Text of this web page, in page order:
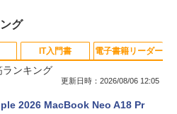
グ
ンキング
更新日時：2026/08/06 12:05
2026 MacBook Neo A18 Pr
IT入門書 電子書籍リーダー